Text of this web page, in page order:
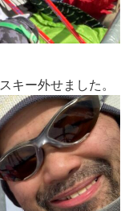
キー外せました。